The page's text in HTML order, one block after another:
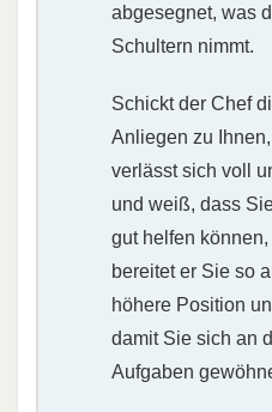
abgesegnet, was
Schultern nimmt.
Schickt der Chef
Anliegen zu
verlässt sich voll
und weiß, dass
gut helfen
bereitet er Sie so
höhere Position
damit Sie sich an
Aufgaben